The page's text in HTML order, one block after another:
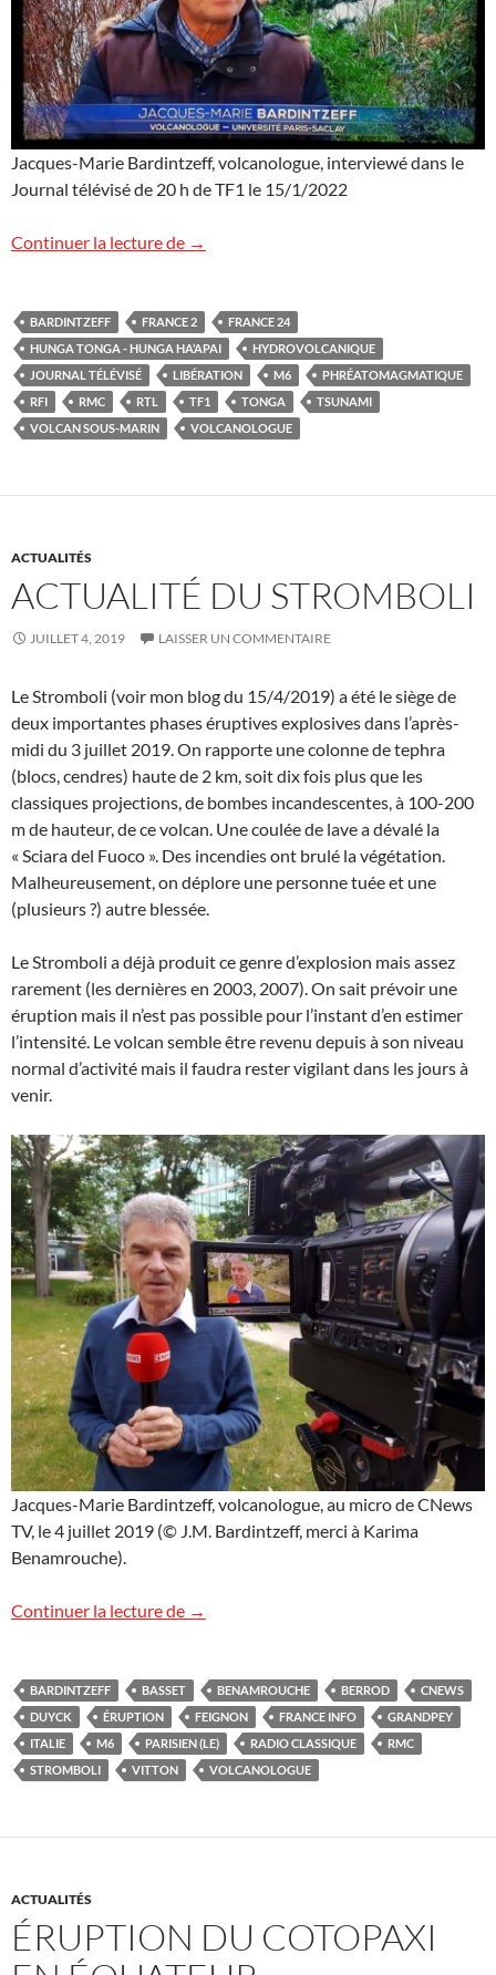
Jacques-Marie Bardintzeff, volcanologue, interviewé dans le
Journal télévisé de 20 h de TF1 le 15/1/2022
Continuer la lecture de Volcan Hunga Tonga – Hunga Ha’apai
→
BARDINTZEFF FRANCE 2
FRANCE 24
HUNGA TONGA - HUNGA HA’APAI
HYDROVOLCANIQUE
JOURNAL TÉLÉVISÉ
LIBÉRATION M6
PHRÉATOMAGMATIQUE
RFI
RMC RTL TF1 TONGA
TSUNAMI
VOLCAN SOUS-MARIN
VOLCANOLOGUE
ACTUALITÉS
ACTUALITÉ DU STROMBOLI
JUILLET 4, 2019 LAISSER UN COMMENTAIRE
Le Stromboli (voir mon blog du 15/4/2019) a été le siège de
deux importantes phases éruptives explosives dans l’après-
midi du 3 juillet 2019. On rapporte une colonne de tephra
(blocs, cendres) haute de 2 km, soit dix fois plus que les
classiques projections, de bombes incandescentes, à 100-200
m de hauteur, de ce volcan. Une coulée de lave a dévalé la
« Sciara del Fuoco ». Des incendies ont brulé la végétation.
Malheureusement, on déplore une personne tuée et une
(plusieurs ?) autre blessée.
Le Stromboli a déjà produit ce genre d’explosion mais assez
rarement (les dernières en 2003, 2007). On sait prévoir une
éruption mais il n’est pas possible pour l’instant d’en estimer
l’intensité. Le volcan semble être revenu depuis à son niveau
normal d’activité mais il faudra rester vigilant dans les jours à
venir.
Jacques-Marie Bardintzeff, volcanologue, au micro de CNews
TV, le 4 juillet 2019 (© J.M. Bardintzeff, merci à Karima
Benamrouche).
Continuer la lecture de Actualité du Stromboli
→
BARDINTZEFF BASSET BENAMROUCHE BERROD
CNEWS
DUYCK
ÉRUPTION FEIGNON FRANCE INFO
GRANDPEY
ITALIE
M6 PARISIEN (LE) RADIO CLASSIQUE
RMC
STROMBOLI
VITTON VOLCANOLOGUE
ACTUALITÉS
ÉRUPTION DU COTOPAXI